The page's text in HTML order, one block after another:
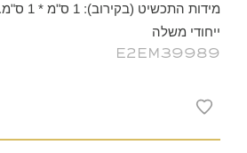
מידות
ייחודי משלה
E2EM39989